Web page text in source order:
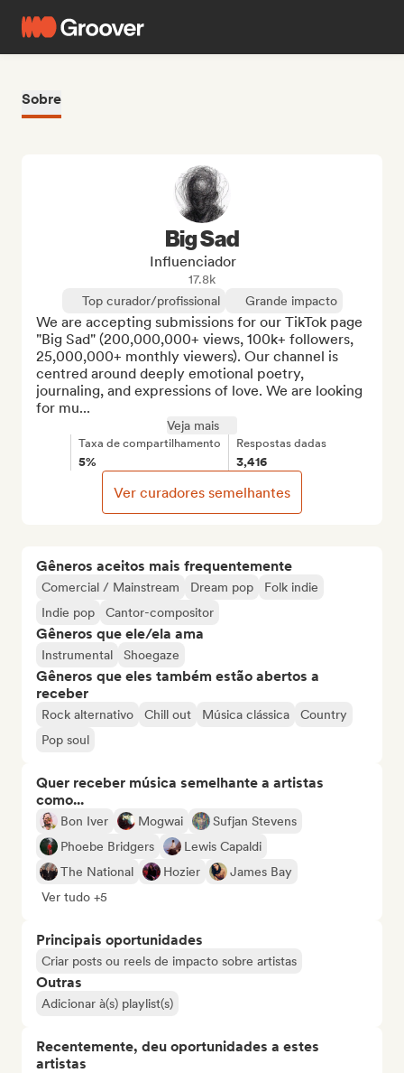
Sobre
Gêneros aceitos mais frequentemente
Comercial / Mainstream Dream pop
Folk indie
Indie pop
Cantor-compositor
Gêneros que ele/ela ama
Instrumental Shoegaze
Gêneros que eles também estão abertos a
receber
Rock alternativo Chill out Música clássica
Country
Pop soul
Quer receber música semelhante a artistas
como...
Bon Iver Mogwai
Sufjan Stevens
Phoebe Bridgers
Lewis Capaldi
The National
Hozier
James Bay
Ver tudo +5
Principais oportunidades
Criar posts ou reels de impacto sobre artistas
Outras
Adicionar à(s) playlist(s)
Recentemente, deu oportunidades a estes
artistas
Big Sad
Influenciador
17.8k
Top curador/profissional
Grande impacto
We are accepting submissions for our TikTok page
"Big Sad" (200,000,000+ views, 100k+ followers,
25,000,000+ monthly viewers). Our channel is
centred around deeply emotional poetry,
journaling, and expressions of love. We are looking
for mu...
Veja mais
Taxa de compartilhamento
5%
Respostas dadas
3,416
Ver curadores semelhantes